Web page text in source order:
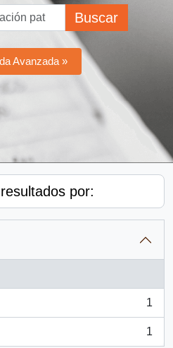
Buscar
Avanzada »
por:
1
1